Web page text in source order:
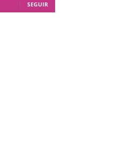
SEGUIR